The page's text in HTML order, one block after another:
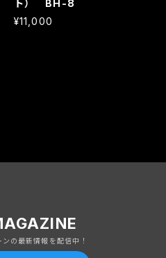
ト） BH-8
¥11,000
の最新情報を配信中！